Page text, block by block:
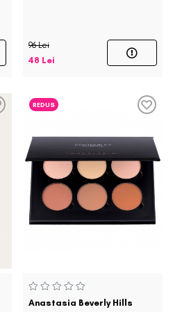
96 Lei
48 Lei
REDUS
Anastasia Beverly Hills